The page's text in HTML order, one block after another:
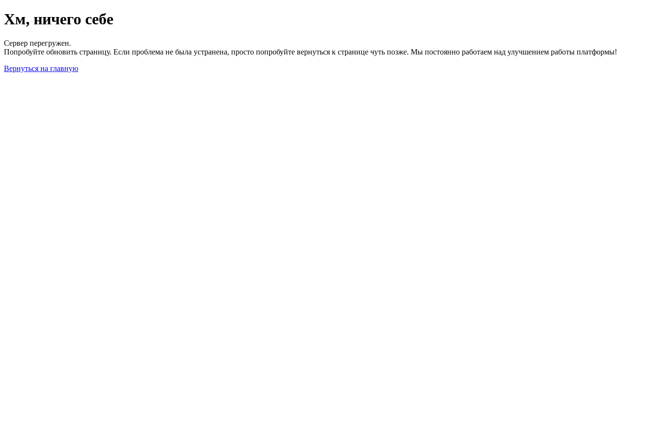
Хм, ничего себе
Сервер перегружен.
Попробуйте обновить страницу. Если проблема не была устранена, просто попробуйте вернуться к странице чуть позже. Мы постоянно работаем над улучшением работы платформы!
Вернуться на главную